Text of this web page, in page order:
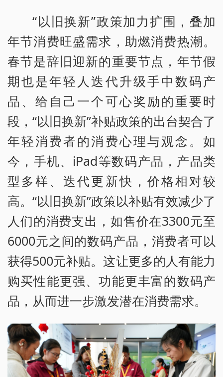
“以旧换新”政策加力扩围，叠加
年节消费旺盛需求，助燃消费热潮。
春节是辞旧迎新的重要节点，年节假
期也是年轻人迭代升级手中数码产
品、给自己一个可心奖励的重要时
段，“以旧换新”补贴政策的出台契合了
年轻消费者的消费心理与观念。如
今，手机、iPad等数码产品，产品类
型多样、迭代更新快，价格相对较
高。“以旧换新”政策以补贴有效减少了
人们的消费支出，如售价在3300元至
6000元之间的数码产品，消费者可以
获得500元补贴。这让更多的人有能力
购买性能更强、功能更丰富的数码产
品，从而进一步激发潜在消费需求。